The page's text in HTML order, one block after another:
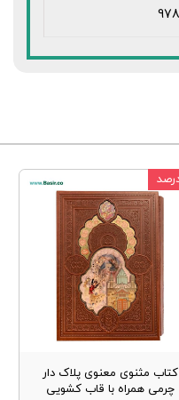
کتاب مثنوی معنوی پلاک دار
چرمی همراه با قاب کشویی